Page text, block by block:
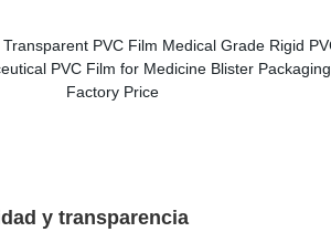
y transparencia